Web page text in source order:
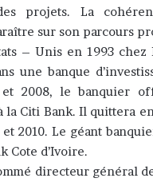
projets. La
sur son parcours
– Unis en 1993 chez
une banque
2008, le banquier
la Citi Bank. Il quittera
2010. Le géant
Cote d’Ivoire.
directeur général